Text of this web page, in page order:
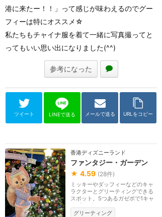
港に来たー！！」って感じが味わえるのでグー
フィーは特にオススメ☆
私たちもチャイナ服を着て一緒に写真撮ってと
ってもいい思い出になりました(^^)
参考になった
ツイート LINEで送る メールで送る URLをコピー
香港ディズニーランド
ファンタジー・ガーデン
★ 4.59 (28件)
ミッキーやダッフィーなどのキャ
ラクターとグリーティングできる
スポット。5つあるガゼボで1キャ
ラずつグリーティ...
グリーティング